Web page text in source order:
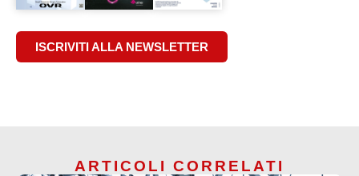
ISCRIVITI ALLA NEWSLETTER
ARTICOLI CORRELATI